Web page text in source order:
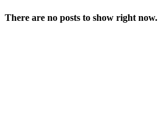
There are no posts to show right now.